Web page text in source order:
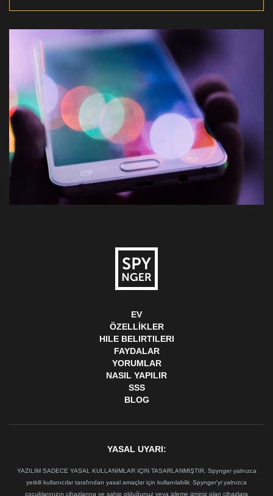
EV
ÖZELLIKLER
HILE BELIRTILERI
FAYDALAR
YORUMLAR
NASIL YAPILIR
SSS
BLOG
YASAL UYARI:
YAZILIM SADECE YASAL KULLANIMLAR IÇIN TASARLANMIŞTIR. Spynger yalnızca
yetkili kullanıcılar tarafından yasal amaçlar için kullanılabilir. Spynger'yi yalnızca
çocuklarınızın cihazlarına ve sahip olduğunuz veya izleme izniniz olan cihazlara